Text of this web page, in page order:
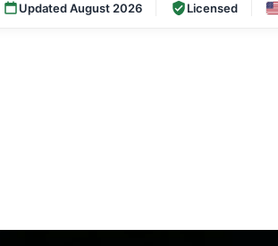
Updated August 2026 Licensed